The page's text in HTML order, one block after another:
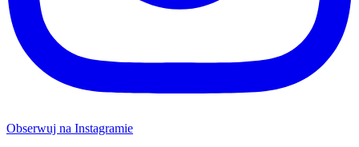
Obserwuj na Instagramie